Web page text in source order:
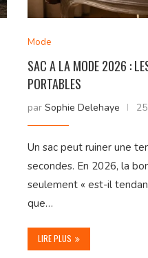
Mode
SAC A LA MODE 2026 :
PORTABLES
parSophie Delehaye
Un sac peut ruiner une
secondes. En 2026, la
seulement « est-il
que…
LIRE PLUS